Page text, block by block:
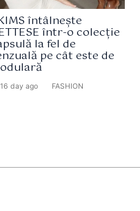
întâlnește
într-o colecție
la fel de
pe cât este de
16 day ago FASHION